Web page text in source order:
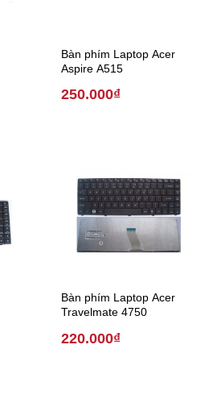
Bàn phím Laptop Acer
Aspire A515
250.000₫
Bàn phím Laptop Acer
Travelmate 4750
220.000₫